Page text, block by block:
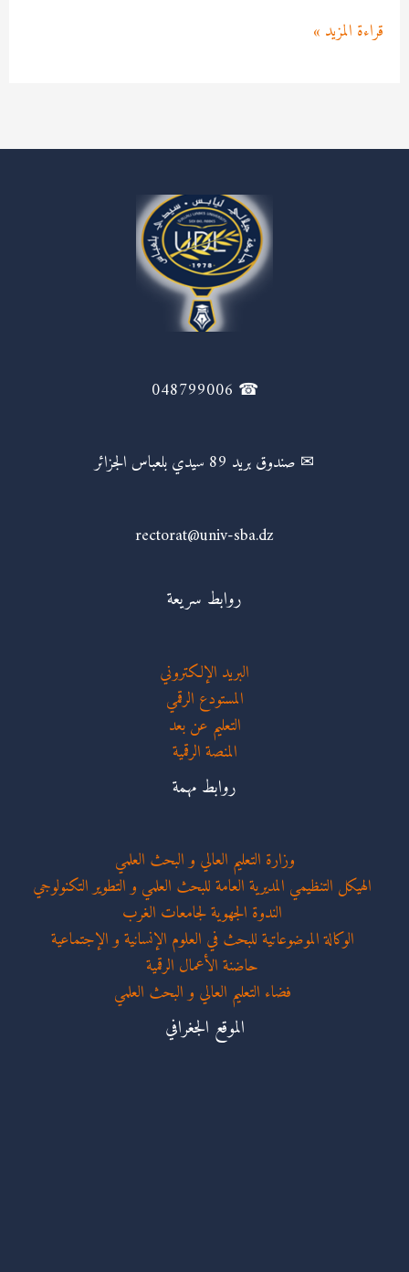
قراءة المزيد »
☎ 048799006
✉ صندوق بريد 89 سيدي بلعباس الجزائر
rectorat@univ-sba.dz
روابط سريعة
البريد الإلكتروني
المستودع الرقمي
التعليم عن بعد
المنصة الرقمية
روابط مهمة
وزارة التعليم العالي و البحث العلمي
الهيكل التنظيمي المديرية العامة للبحث العلمي و التطوير التكنولوجي
الندوة الجهوية لجامعات الغرب
الوكالة الموضوعاتية للبحث في العلوم الإنسانية و الإجتماعية
حاضنة الأعمال الرقمية
فضاء التعليم العالي و البحث العلمي
الموقع الجغرافي